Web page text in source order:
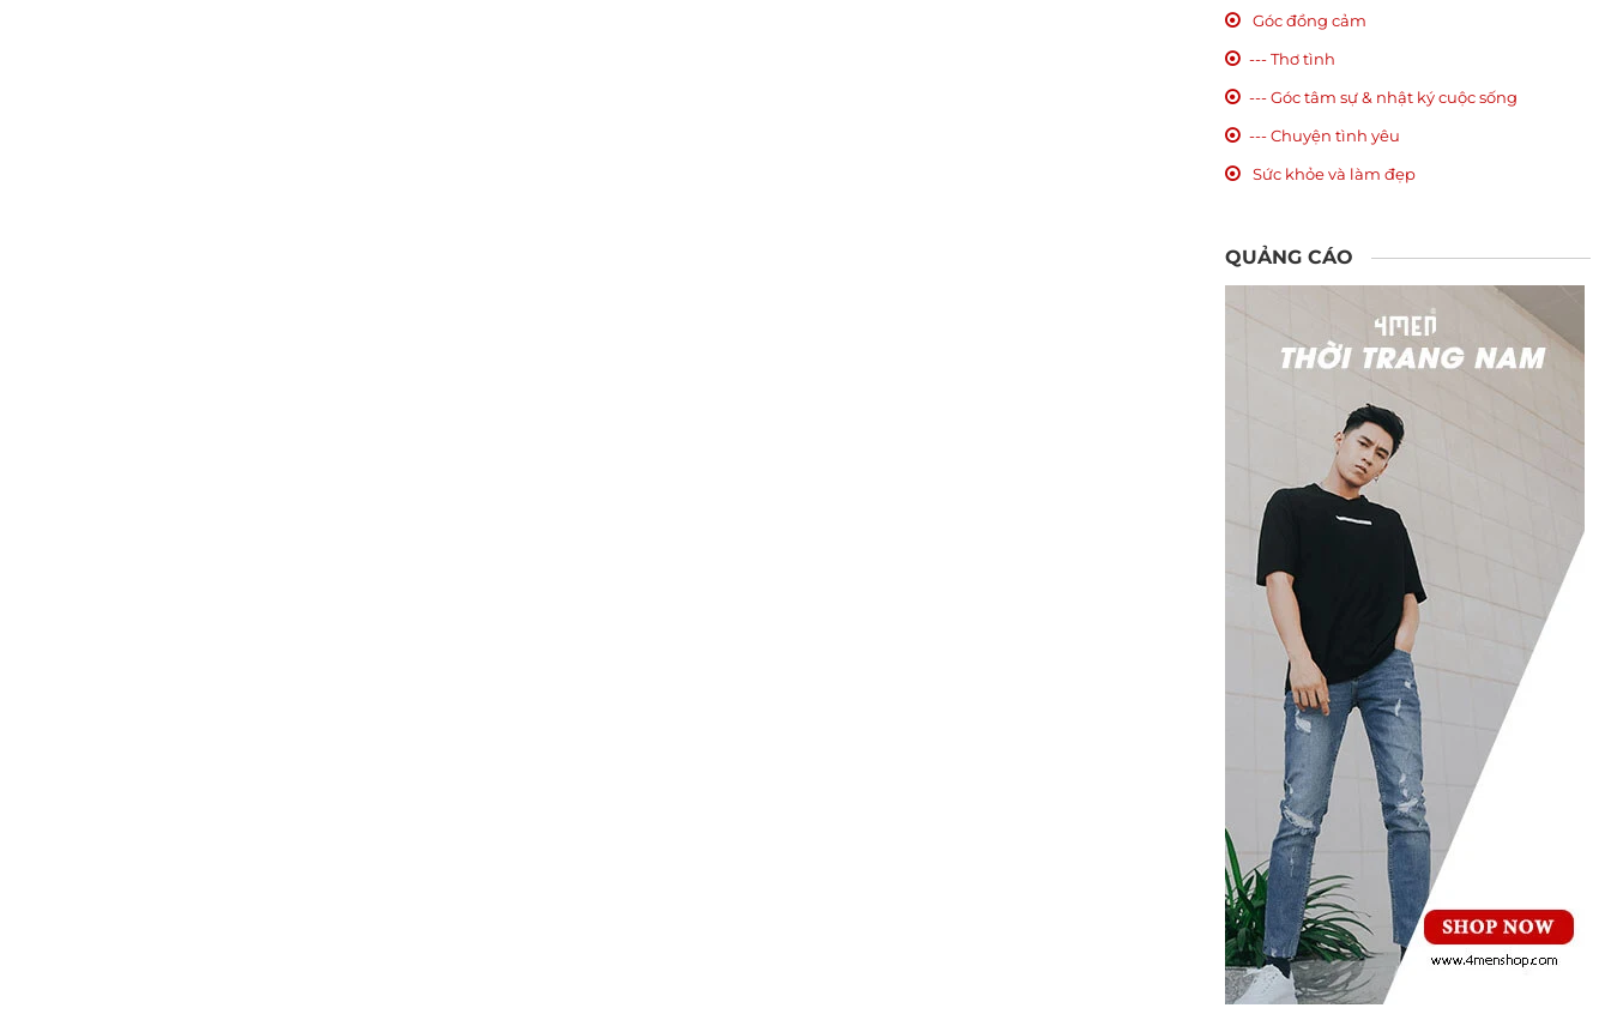
Góc đồng cảm
--- Thơ tình
--- Góc tâm sự & nhật ký cuộc sống
--- Chuyện tình yêu
Sức khỏe và làm đẹp
QUẢNG CÁO